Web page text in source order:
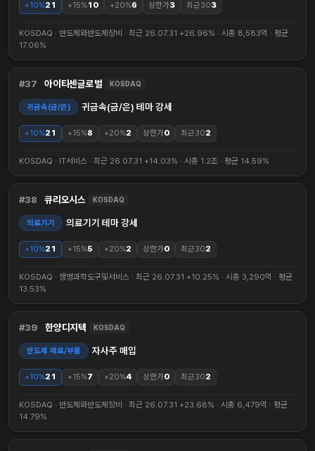
+10%21 +15%10 +20%6 상한가3 최근303
KOSDAQ · 반도체와반도체장비 · 최근 26.07.31 +26.96% · 시총 8,583억 · 평균
17.06%
37 아이티센글로벌 KOSDAQ
귀금속(금/은) 귀금속(금/은) 테마 강세
+10%21 +15%8 +20%2 상한가0 최근302
KOSDAQ · IT서비스 · 최근 26.07.31 +14.03% · 시총 1.2조 · 평균 14.59%
38 큐리오시스 KOSDAQ
의료기기 의료기기 테마 강세
+10%21 +15%5 +20%2 상한가0 최근302
KOSDAQ · 생명과학도구및서비스 · 최근 26.07.31 +10.25% · 시총 3,290억 · 평균
13.53%
39 한양디지텍 KOSDAQ
반도체 재료/부품 자사주 매입
+10%21 +15%7 +20%4 상한가0 최근302
KOSDAQ · 반도체와반도체장비 · 최근 26.07.31 +23.68% · 시총 6,479억 · 평균
14.79%